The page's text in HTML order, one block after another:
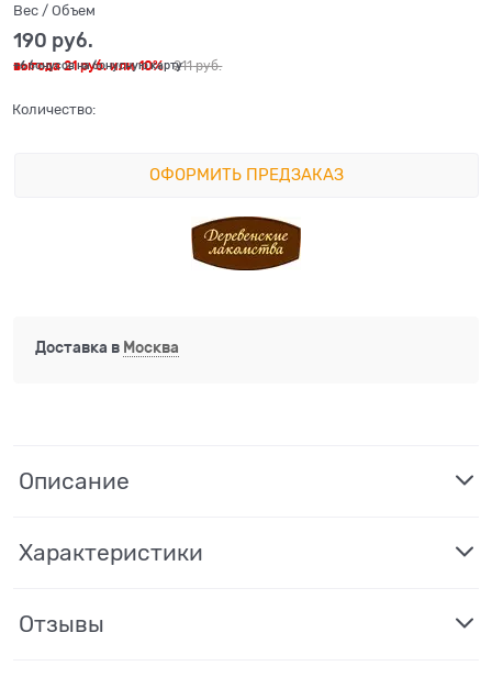
Вес / Объем
211 руб.
190 руб.
выгода21 руб.или10%
+6 бонусов на бонусную карту
Количество:
ОФОРМИТЬ ПРЕДЗАКАЗ
Доставка в Москва
Описание
Характеристики
Отзывы